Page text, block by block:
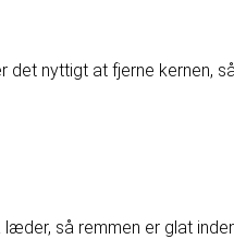
det nyttigt at fjerne kernen,
læder, så remmen er glat